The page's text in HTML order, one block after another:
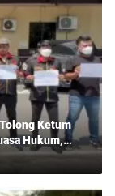
Ketum
Hukum,